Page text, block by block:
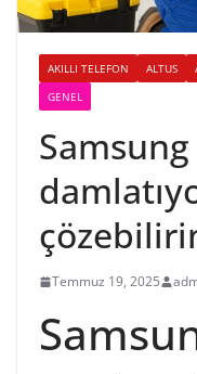
AKILLI TELEFON ALTUS
GENEL
Temmuz 19, 2025